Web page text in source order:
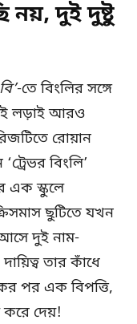
নয়, দুই দুষ্টু
-তে বিংলির সঙ্গে
লড়াই আরও
রোয়ান
বিংলি’
এক স্কুলে
ছুটিতে যখন
দুই নাম-
তার কাঁধে
পর এক বিপত্তি,
করে দেয়!